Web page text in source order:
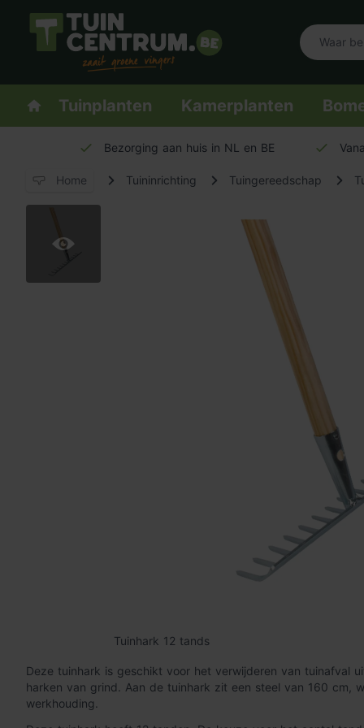
Logo Tuincentrum.be
Homepage
Tuinplanten Kamerplanten
Bezorging aan huis in NL en BE
Home Tuininrichting Tuingereedschap
Tuinhark 12 tands
Deze tuinhark is geschikt voor het verwijderen van tuinafval
harken van grind. Aan de tuinhark zit een steel van 160 cm,
werkhouding.